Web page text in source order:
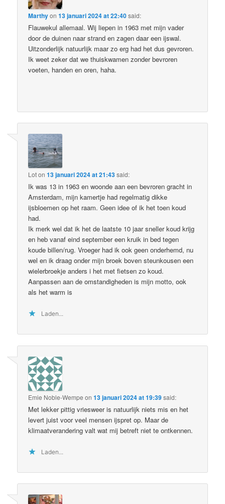
Marthyon13 januari 2024 at 22:40said:
Flauwekul allemaal. Wij liepen in 1963 met mijn vader
door de duinen naar strand en zagen daar een ijswal.
Uitzonderlijk natuurlijk maar zo erg had het dus gevroren.
Ik weet zeker dat we thuiskwamen zonder bevroren
voeten, handen en oren, haha.
Loton13 januari 2024 at 21:43said:
Ik was 13 in 1963 en woonde aan een bevroren gracht in
Amsterdam, mijn kamertje had regelmatig dikke
ijsbloemen op het raam. Geen idee of ik het toen koud
had.
Ik merk wel dat ik het de laatste 10 jaar sneller koud krijg
en heb vanaf eind september een kruik in bed tegen
koude billen/rug. Vroeger had ik ook geen onderhemd, nu
wel en ik draag onder mijn broek boven steunkousen een
wielerbroekje anders i het met fietsen zo koud.
Aanpassen aan de omstandigheden is mijn motto, ook
als het warm is
Laden...
Emie Noble-Wempe on13 januari 2024 at 19:39said:
Met lekker pittig vriesweer is natuurlijk niets mis en het
levert juist voor veel mensen ijspret op. Maar de
klimaatverandering valt wat mij betreft niet te ontkennen.
Laden...